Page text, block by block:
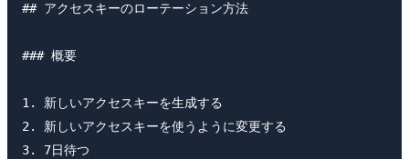
## アクセスキーのローテーション方法
### 概要
1. 新しいアクセスキーを生成する
2. 新しいアクセスキーを使うように変更する
3. 7日待つ